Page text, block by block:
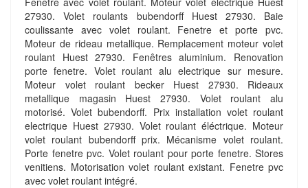
27930. Volet roulants bubendorff Huest 27930. Baie
coulissante avec volet roulant. Fenetre et porte pvc.
Moteur de rideau metallique. Remplacement moteur volet
roulant Huest 27930. Fenêtres aluminium. Renovation
porte fenetre. Volet roulant alu electrique sur mesure.
Moteur volet roulant becker Huest 27930. Rideaux
metallique magasin Huest 27930. Volet roulant alu
motorisé. Volet bubendorff. Prix installation volet roulant
electrique Huest 27930. Volet roulant éléctrique. Moteur
volet roulant bubendorff prix. Mécanisme volet roulant.
Porte fenetre pvc. Volet roulant pour porte fenetre. Stores
venitiens. Motorisation volet roulant existant. Fenetre pvc
avec volet roulant intégré.